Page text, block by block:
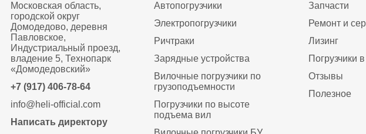
Московская область,
городской округ
Домодедово, деревня
Павловское,
Индустриальный проезд,
владение 5, Технопарк
«Домодедовский»
+7 (917) 406-78-64
info@heli-official.com
Написать директору
Автопогрузчики
Электропогрузчики
Ричтраки
Зарядные устройства
Вилочные погрузчики по
грузоподъемности
Погрузчики по высоте
подъема вил
Запчасти
Ремонт и
Лизинг
Погрузчики
Отзывы
Полезное